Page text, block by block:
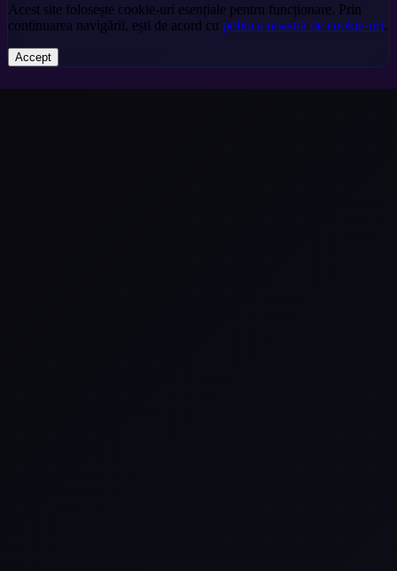
Acest site folosește cookie-uri esențiale pentru funcționare. Prin
continuarea navigării, ești de acord cu politica noastră de cookie-uri.
Accept